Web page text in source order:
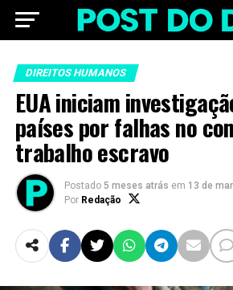
DIREITOS HUMANOS
EUA iniciam
países por falhas no
trabalho escravo
Postado 5 meses atrás em 13 de
Por Redação